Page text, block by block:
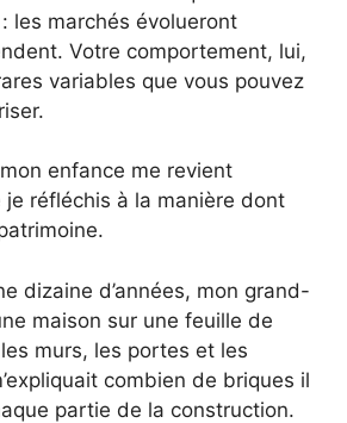
: les marchés évolueront
Votre comportement, lui,
variables que vous pouvez
enfance me revient
je réfléchis à la manière dont
dizaine d’années, mon grand-
maison sur une feuille de
murs, les portes et les
combien de briques il
partie de la construction.